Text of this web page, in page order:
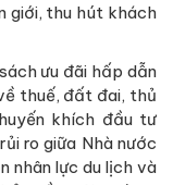
giới, thu hút khách
ưu đãi hấp dẫn
thuế, đất đai, thủ
khích đầu tư
ro giữa Nhà nước
nhân lực du lịch và